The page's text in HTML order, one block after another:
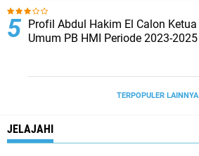
Profil Abdul Hakim El Calon Ketua
Umum PB HMI Periode 2023-2025
TERPOPULER LAINNYA
JELAJAHI